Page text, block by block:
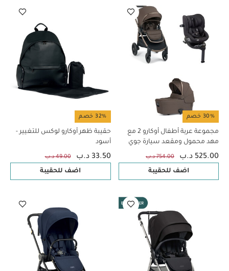
30% خصم
مجموعة عربة أطفال أوكارو 2 مع
مهد محمول ومقعد سيارة جوي
آي-سبين 360 (3 قطع) - أسود
525.00 د.ب 754.00 د.ب
اضف للحقيبة
32% خصم
حقيبة ظهر أوكارو لوكس للتغيير -
أسود
33.50 د.ب 49.00 د.ب
اضف للحقيبة